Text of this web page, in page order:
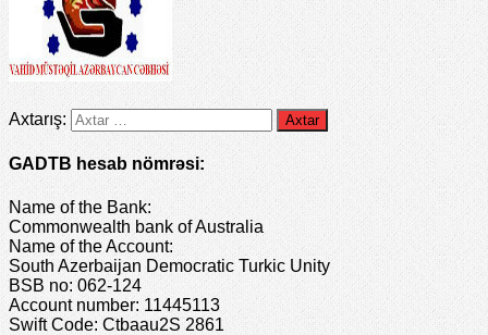
Axtarış:
GADTB hesab nömrəsi:
Name of the Bank:
Commonwealth bank of Australia
Name of the Account:
South Azerbaijan Democratic Turkic Unity
BSB no: 062-124
Account number: 11445113
Swift Code: Ctbaau2S 2861